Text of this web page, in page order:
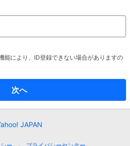
能により、ID登録できない場合がありますの
次へ
JAPAN